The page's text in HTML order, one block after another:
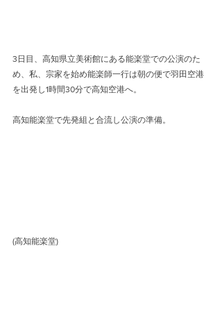
3日目、高知県立美術館にある能楽堂での公演のた
め、私、宗家を始め能楽師一行は朝の便で羽田空港
を出発し1時間30分で高知空港へ。
高知能楽堂で先発組と合流し公演の準備。
(高知能楽堂)